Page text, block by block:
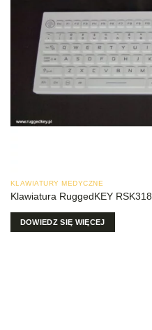
KLAWIATURY MEDYCZNE
Klawiatura RuggedKEY RSK318
DOWIEDZ SIĘ WIĘCEJ